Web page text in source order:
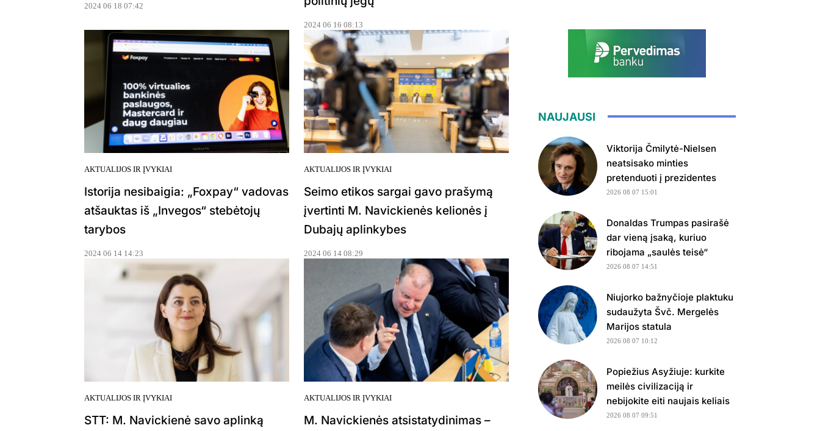
2024 06 18 07:42
2024 06 16 08:13
AKTUALIJOS IR ĮVYKIAI
Istorija nesibaigia: „Foxpay“ vadovas
atšauktas iš „Invegos“ stebėtojų
tarybos
2024 06 14 14:23
AKTUALIJOS IR ĮVYKIAI
Seimo etikos sargai gavo prašymą
įvertinti M. Navickienės kelionės į
Dubajų aplinkybes
2024 06 14 08:29
AKTUALIJOS IR ĮVYKIAI
STT: M. Navickienė savo aplinką
AKTUALIJOS IR ĮVYKIAI
M. Navickienės atsistatydinimas –
NAUJAUSI
Viktorija Čmilytė-Nielsen
neatsisako minties
pretenduoti į prezidentes
2026 08 07 15:01
Donaldas Trumpas pasirašė
dar vieną įsaką, kuriuo
ribojama „saulės teisė“
2026 08 07 14:51
Niujorko bažnyčioje plaktuku
sudaužyta Švč. Mergelės
Marijos statula
2026 08 07 10:12
Popiežius Asyžiuje: kurkite
meilės civilizaciją ir
nebijokite eiti naujais keliais
2026 08 07 09:51